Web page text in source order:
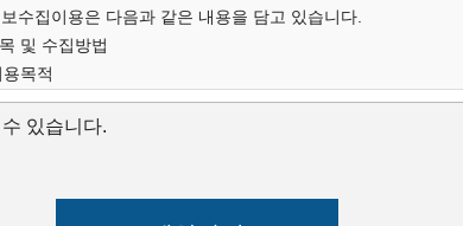
수집이용은 다음과 같은 내용을 담고 있습니다.
및 수집방법
목적
및 이용기간
및 수집방법
있습니다.